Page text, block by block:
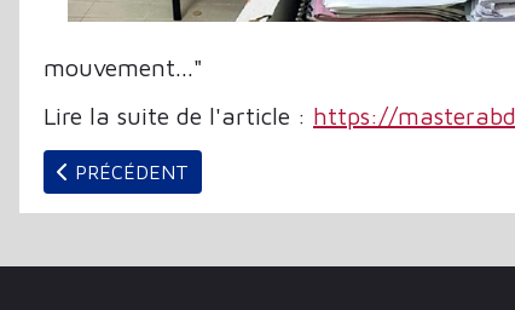
mouvement..."
Lire la suite de l'article : https://
ARTICLE PRÉCÉDENT : LA BIBLIOTHÈQUE
PRÉCÉDENT